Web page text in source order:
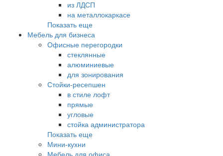
из ЛДСП
на металлокаркасе
Показать еще
Мебель для бизнеса
Офисные перегородки
стеклянные
алюминиевые
для зонирования
Стойки-ресепшен
в стиле лофт
прямые
угловые
стойка администратора
Показать еще
Мини-кухни
Мебель для офиса